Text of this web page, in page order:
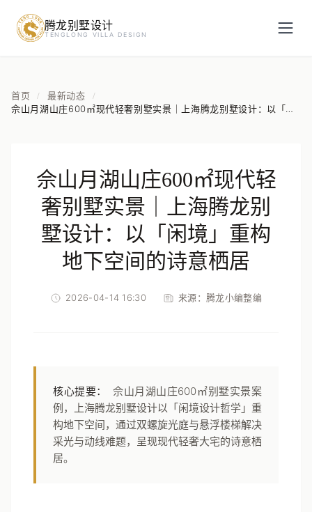
腾龙别墅设计
TENGLONG VILLA DESIGN
首页 / 最新动态 /
佘山月湖山庄600㎡现代轻奢别墅实景｜上海腾龙别墅设计：以「闲
佘山月湖山庄600㎡现代轻
奢别墅实景｜上海腾龙别
墅设计：以「闲境」重构
地下空间的诗意栖居
2026-04-14 16:30 来源： 腾龙小编整编
核心提要：
佘山月湖山庄600㎡别墅实景案
例，上海腾龙别墅设计以「闲境设计哲学」重
构地下空间，通过双螺旋光庭与悬浮楼梯解决
采光与动线难题，呈现现代轻奢大宅的诗意栖
居。
预约设计咨询
房屋面积（㎡）
立即预约